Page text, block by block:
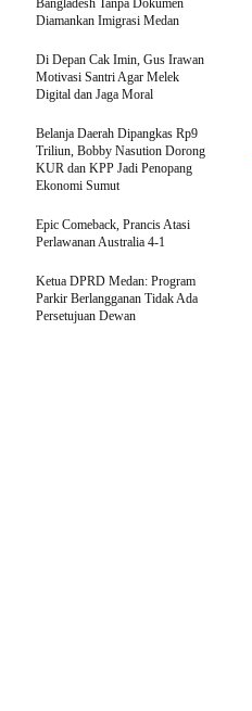
Diamankan Imigrasi Medan
Di Depan Cak Imin, Gus Irawan
Motivasi Santri Agar Melek
Digital dan Jaga Moral
Belanja Daerah Dipangkas Rp9
Triliun, Bobby Nasution Dorong
KUR dan KPP Jadi Penopang
Ekonomi Sumut
Epic Comeback, Prancis Atasi
Perlawanan Australia 4-1
Ketua DPRD Medan: Program
Parkir Berlangganan Tidak Ada
Persetujuan Dewan